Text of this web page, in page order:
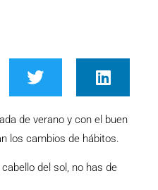
de verano y con el buen
los cambios de hábitos.
del sol, no has de